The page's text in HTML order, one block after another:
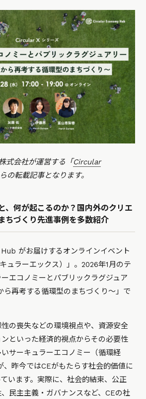
式会社が運営する「Circular
の転載記事となります。
、何が起こるのか？国内外のクリエ
ちづくり先進事例を多数紹介
がお届けするオンラインイベント
ュラーエックス）」。2026年1月のテ
エコノミーとパブリックラグジュア
ら再考する循環型のまちづくり〜」で
の喪失などの環境視点や、資源安全
といった経済的視点からその必要性
サーキュラーエコノミー（循環経
、昨今ではCEがもたらす社会的価値に
います。実際に、社会的結束、公正
民主主義・ガバナンスなど、CEの社